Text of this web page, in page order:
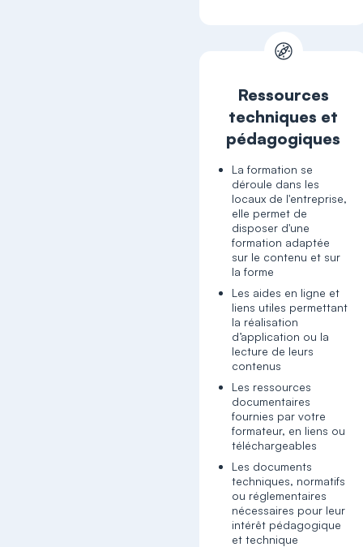
Ressources
techniques et
pédagogiques
La formation se
déroule dans les
locaux de l'entreprise,
elle permet de
disposer d'une
formation adaptée
sur le contenu et sur
la forme
Les aides en ligne et
liens utiles permettant
la réalisation
d’application ou la
lecture de leurs
contenus
Les ressources
documentaires
fournies par votre
formateur, en liens ou
téléchargeables
Les documents
techniques, normatifs
ou réglementaires
nécessaires pour leur
intérêt pédagogique
et technique